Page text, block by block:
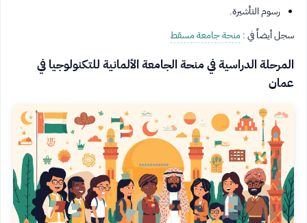
رسوم التأشيرة.
سجل أيضاً في :منحة جامعة مسقط
المرحلة الدراسية في منحة الجامعة الألمانية للتكنولوجيا في
عمان